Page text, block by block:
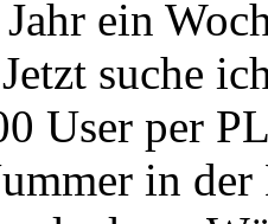
Jahr ein
suche
User per
in